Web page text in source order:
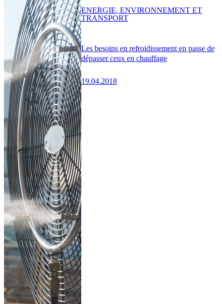
Les besoins en refroidissement en passe de
dépasser ceux en chauffage
19.04.2018
ENERGIE, ENVIRONNEMENT ET
TRANSPORT